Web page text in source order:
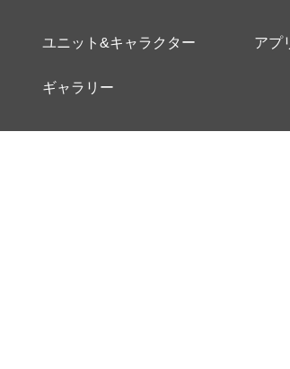
ユニット&キャラクター アプ
ギャラリー